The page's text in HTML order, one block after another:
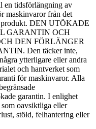
en tidsförlängning av
maskinvaror från det
produkt. DEN UTÖKADE
GARANTIN OCH
DEN FÖRLÄNGER
Den täcker inte,
ytterligare eller andra
och hantverket som
för maskinvaror. Alla
garantin. I enlighet
som oavsiktliga eller
stöld, felhantering eller